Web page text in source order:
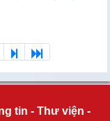
tin - Thư viện -